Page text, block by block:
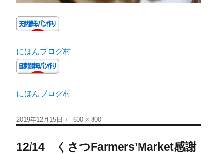
にほんブログ村
にほんブログ村
2019年12月15日 600 × 800
12/14 くさつFarmers’Market感謝